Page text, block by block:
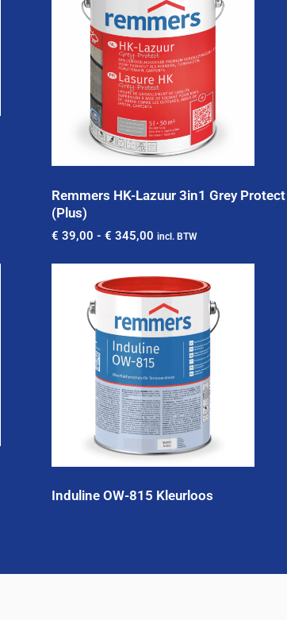
Remmers HK-Lazuur 3in1 Grey Protect
(Plus)
€ 39,00 - € 345,00 incl. BTW
Induline OW-815 Kleurloos